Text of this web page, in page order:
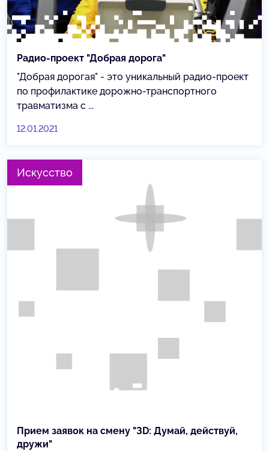
Радио-проект "Добрая дорога"
"Добрая дорогая" - это уникальный радио-проект
по профилактике дорожно-транспортного
травматизма с ...
12.01.2021
Искусство
Прием заявок на смену "ЗD: Думай, действуй,
дружи"